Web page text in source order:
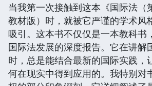
当我第一次接触到这本《国际法（
教材版）时，就被它严谨的学术风
吸引。这本书不仅仅是一本教科书
国际法发展的深度报告。它在讲解
时，总是能结合最新的国际实践，
何在现实中得到应用的。我特别对